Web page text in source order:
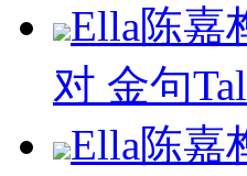
Ella陈嘉
对 金句
Ella陈嘉